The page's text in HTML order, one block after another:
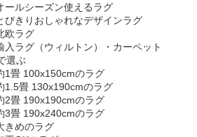
ールシーズン使えるラグ
びきりおしゃれなデザインラグ
欧ラグ
入ラグ（ウィルトン）・カーペット
選ぶ
1畳 100x150cmのラグ
1.5畳 130x190cmのラグ
2畳 190x190cmのラグ
3畳 190x240cmのラグ
きめのラグ